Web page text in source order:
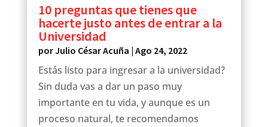
10 preguntas que tienes que
hacerte justo antes de entrar a la
Universidad
porJulio César Acuña | Ago 24, 2022
Estás listo para ingresar a la universidad?
Sin duda vas a dar un paso muy
importante en tu vida, y aunque es un
proceso natural, te recomendamos